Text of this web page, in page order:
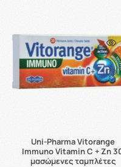
Uni-Pharma Vitorange
Immuno Vitamin C + Zn
μασώμενες ταμπλέτες